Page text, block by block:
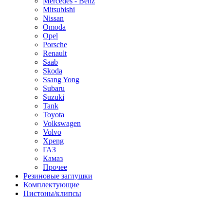
Mitsubishi
Nissan
Omoda
Opel
Porsche
Renault
Saab
Skoda
Ssang Yong
Subaru
Suzuki
Tank
Toyota
Volkswagen
Volvo
Xpeng
ГАЗ
Камаз
Прочее
Резиновые заглушки
Комплектующие
Пистоны/клипсы